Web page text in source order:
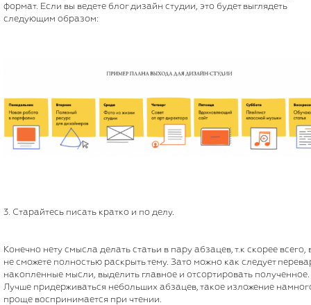
формат. Если вы ведете блог дизайн студии, это будет выглядеть
следующим образом:
3. Старайтесь писать кратко и по делу.
Конечно нету смысла делать статьи в пару абзацев, т.к скорее всего,
не сможете полностью раскрыть тему. Зато можно как следует
накопленные мысли, выделить главное и отсортировать полученное.
Лучше придерживаться небольших абзацев, такое изложение
проще воспринимается при чтении.